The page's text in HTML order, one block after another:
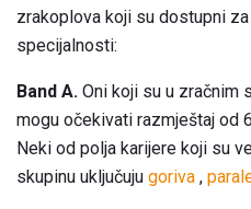
zrakoplova koji su dostupni
specijalnosti:
Band A. Oni koji su u zračnim
mogu očekivati ​​razmještaj od
Neki od polja karijere koji su
skupinu uključuju goriva ,